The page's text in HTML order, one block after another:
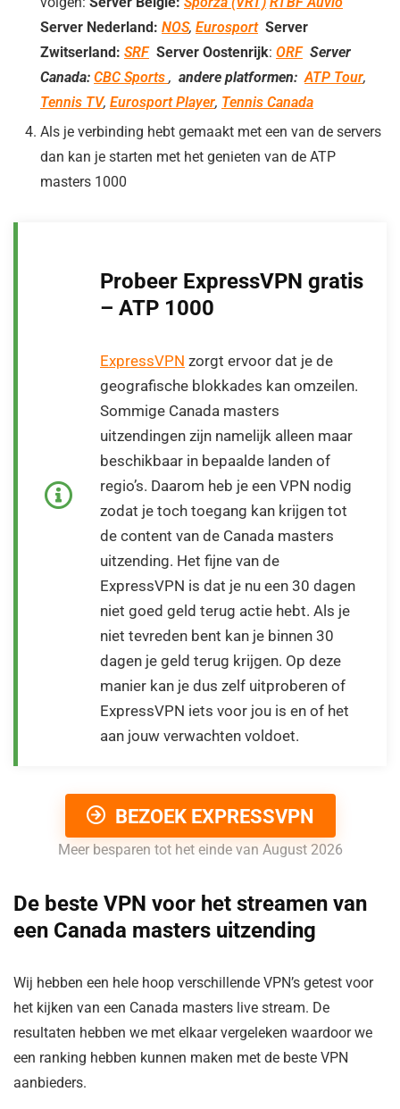
Server Nederland: NOS, Eurosport Server
Zwitserland: SRF Server Oostenrijk: ORF Server
Canada: CBC Sports , andere platformen: ATP Tour,
Tennis TV, Eurosport Player, Tennis Canada
Als je verbinding hebt gemaakt met een van de servers
dan kan je starten met het genieten van de ATP
masters 1000
Probeer ExpressVPN gratis
– ATP 1000
ExpressVPN zorgt ervoor dat je de
geografische blokkades kan omzeilen.
Sommige Canada masters
uitzendingen zijn namelijk alleen maar
beschikbaar in bepaalde landen of
regio’s. Daarom heb je een VPN nodig
zodat je toch toegang kan krijgen tot
de content van de Canada masters
uitzending. Het fijne van de
ExpressVPN is dat je nu een 30 dagen
niet goed geld terug actie hebt. Als je
niet tevreden bent kan je binnen 30
dagen je geld terug krijgen. Op deze
manier kan je dus zelf uitproberen of
ExpressVPN iets voor jou is en of het
aan jouw verwachten voldoet.
BEZOEK EXPRESSVPN
Meer besparen tot het einde van August 2026
De beste VPN voor het streamen van
een Canada masters uitzending
Wij hebben een hele hoop verschillende VPN’s getest voor
het kijken van een Canada masters live stream. De
resultaten hebben we met elkaar vergeleken waardoor we
een ranking hebben kunnen maken met de beste VPN
aanbieders.